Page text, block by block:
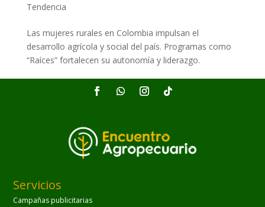
Tendencia
Las mujeres rurales en Colombia impulsan el
desarrollo agrícola y social del país. Programas como
“Raíces” fortalecen su autonomía y liderazgo.
Servicios
Campañas publicitarias